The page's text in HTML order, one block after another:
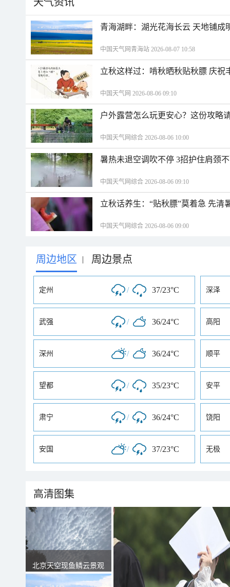
青海湖畔：湖光花海长云 天地铺成
中国天气网青海站 2026-08-07 10:58
立秋这样过：啃秋晒秋贴秋膘 庆祝
中国天气网 2026-08-06 09:10
户外露营怎么玩更安心？这份攻略
中国天气网综合 2026-08-06 10:00
暑热未退空调吹不停 3招护住肩颈
中国天气网综合 2026-08-06 09:10
立秋话养生：“贴秋膘”莫着急 先清
中国天气网综合 2026-08-06 09:00
周边地区 | 周边景点
定州 / 37/23°C 深泽
武强 / 36/24°C 高阳
深州 / 36/24°C 顺平
望都 / 35/23°C 安平
肃宁 / 36/24°C 饶阳
安国 / 37/23°C 无极
高清图集
北京天空现鱼鳞云景观